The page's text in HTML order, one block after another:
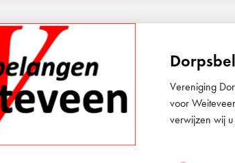
Vereniging
voor
verwijzen wij